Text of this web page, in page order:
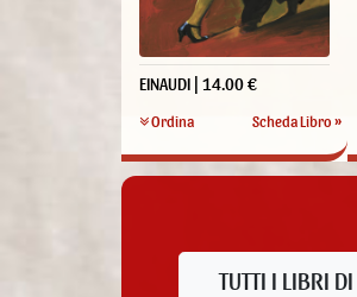
EINAUDI | 14.00 €
Ordina Scheda Libro »
TUTTI I LIBRI